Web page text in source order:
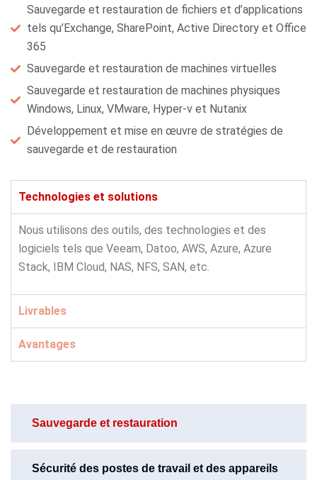
Sauvegarde et restauration
Sécurité des postes de travail et des appareils
Sauvegarde et restauration de fichiers et d’applications
tels qu’Exchange, SharePoint, Active Directory et Office
365
Sauvegarde et restauration de machines virtuelles
Sauvegarde et restauration de machines physiques
Windows, Linux, VMware, Hyper-v et Nutanix
Développement et mise en œuvre de stratégies de
sauvegarde et de restauration
Technologies et solutions
Nous utilisons des outils, des technologies et des
logiciels tels que Veeam, Datoo, AWS, Azure, Azure
Stack, IBM Cloud, NAS, NFS, SAN, etc.
Livrables
Avantages